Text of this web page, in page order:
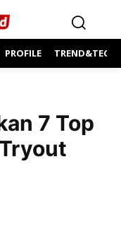
PROFILE
7 Top